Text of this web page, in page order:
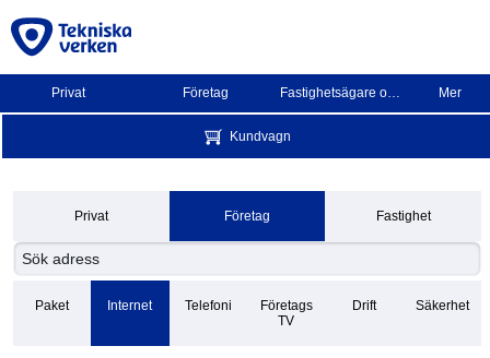
Privat Företag Fastighetsägare och BRF Mer
Kundvagn
Privat Företag Fastighet
Paket Internet Telefoni
Företags
TV
Drift Säkerhet